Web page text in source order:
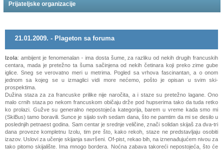
Prijateljske organizacije
21.01.2009. - Plageton sa foruma
Izola: ambijent je fenomenalan - ima dosta šume, za razliku od nekih drugih francuskih
centara, mada je pretežno ta šuma sačinjena od nekih četinara koji preko zime gube
iglice. Sneg se verovatno meri u metrima. Pogled sa vrhova fascinantan, a o onom
jednom sa kojeg se u izmaglici vidi more nećemo, pošto je opisan u svim ski-
prospektima.
Dužina staza za za francuske prilike nije naročita, a i staze su pretežno lagane. Ono
malo crnih staza po nekom francuskom običaju drže pod hupserima tako da tuda retko
ko prolazi. Gužve su generalno nepostojeća kategorija, barem u vreme kada smo mi
(SkiBus) tamo boravili. Sunce je sijalo svih sedam dana, što ne pamtim da mi se desilo u
poslednjih petnaest godina. Sam centar je srednje veličine, znači solidan skijaš za dva-tri
dana proveze kompletnu Izolu, tim pre što, kako rekoh, staze ne predstavljaju osobiti
izazov. Uslovi za učenje skijanja savršeni. Of-pist, rekao bih, na iznenađujućem nivou za
tako pitomo skijalište. Ima mnogo bordera. Noćna zabava takoreći nepostojeća, što će